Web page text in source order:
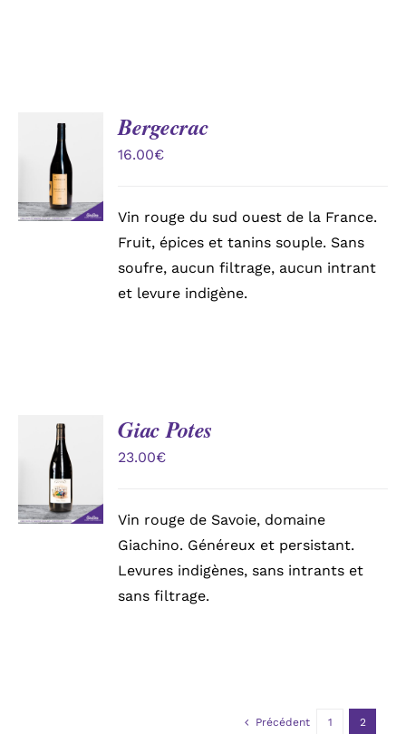
AJOUTER
AU
PANIER
/
DÉTAILS
Bergecrac
16.00€
Vin rouge du sud ouest de la France.
Fruit, épices et tanins souple. Sans
soufre, aucun filtrage, aucun intrant
et levure indigène.
AJOUTER
AU
PANIER
/
DÉTAILS
Giac Potes
23.00€
Vin rouge de Savoie, domaine
Giachino. Généreux et persistant.
Levures indigènes, sans intrants et
sans filtrage.
Précédent 1 2